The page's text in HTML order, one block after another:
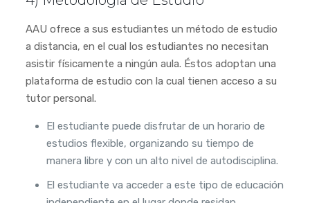
AAU ofrece a sus estudiantes un método de estudio
a distancia, en el cual los estudiantes no necesitan
asistir físicamente a ningún aula. Éstos adoptan una
plataforma de estudio con la cual tienen acceso a su
tutor personal.
El estudiante puede disfrutar de un horario de
estudios flexible, organizando su tiempo de
manera libre y con un alto nivel de autodisciplina.
El estudiante va acceder a este tipo de educación